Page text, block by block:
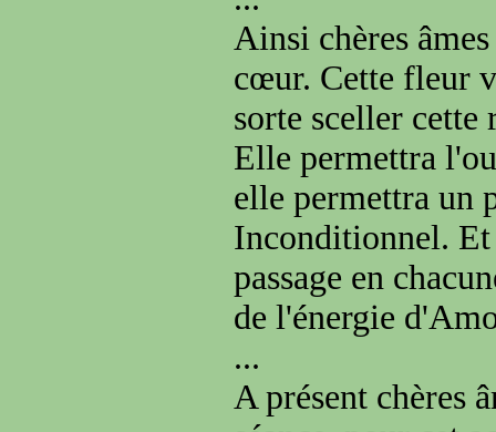
Ainsi chères
cœur. Cette fleur
sorte sceller
Elle permettra
elle permettra un
Inconditionnel.
passage en
de l'énergie
...
A présent chères